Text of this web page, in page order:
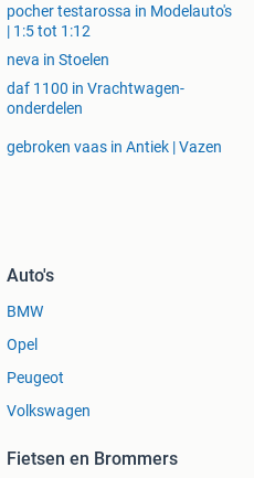
pocher testarossa in Modelauto's
| 1:5 tot 1:12
neva in Stoelen
daf 1100 in Vrachtwagen-
onderdelen
gebroken vaas in Antiek | Vazen
Auto's
BMW
Opel
Peugeot
Volkswagen
Fietsen en Brommers